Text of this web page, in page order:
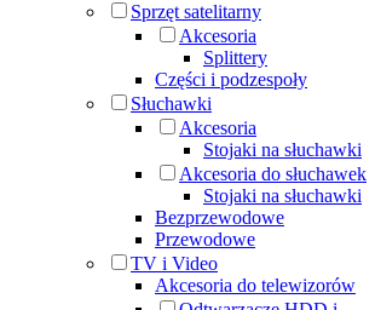
Sprzęt satelitarny
Akcesoria
Splittery
Części i podzespoły
Słuchawki
Akcesoria
Stojaki na słuchawki
Akcesoria do słuchawek
Stojaki na słuchawki
Bezprzewodowe
Przewodowe
TV i Video
Akcesoria do telewizorów